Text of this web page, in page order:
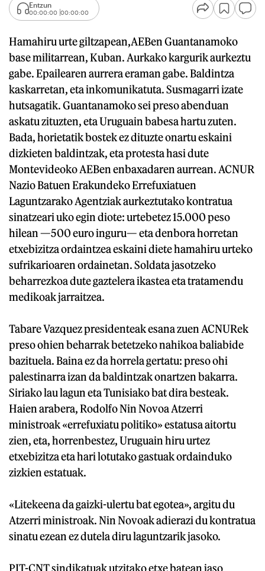
Entzun
00:00:00 00:00:00
Hamahiru urte giltzapean,AEBen Guantanamoko
base militarrean, Kuban. Aurkako kargurik aurkeztu
gabe. Epailearen aurrera eraman gabe. Baldintza
kaskarretan, eta inkomunikatuta. Susmagarri izate
hutsagatik. Guantanamoko sei preso abenduan
askatu zituzten, eta Uruguain babesa hartu zuten.
Bada, horietatik bostek ez dituzte onartu eskaini
dizkieten baldintzak, eta protesta hasi dute
Montevideoko AEBen enbaxadaren aurrean. ACNUR
Nazio Batuen Erakundeko Errefuxiatuen
Laguntzarako Agentziak aurkeztutako kontratua
sinatzeari uko egin diote: urtebetez 15.000 peso
hilean —500 euro inguru— eta denbora horretan
etxebizitza ordaintzea eskaini diete hamahiru urteko
sufrikarioaren ordainetan. Soldata jasotzeko
beharrezkoa dute gaztelera ikastea eta tratamendu
medikoak jarraitzea.
Tabare Vazquez presidenteak esana zuen ACNURek
preso ohien beharrak betetzeko nahikoa baliabide
bazituela. Baina ez da horrela gertatu: preso ohi
palestinarra izan da baldintzak onartzen bakarra.
Siriako lau lagun eta Tunisiako bat dira besteak.
Haien arabera, Rodolfo Nin Novoa Atzerri
ministroak «errefuxiatu politiko» estatusa aitortu
zien, eta, horrenbestez, Uruguain hiru urtez
etxebizitza eta hari lotutako gastuak ordainduko
zizkien estatuak.
«Litekeena da gaizki-ulertu bat egotea», argitu du
Atzerri ministroak. Nin Novoak adierazi du kontratua
sinatu ezean ez dutela diru laguntzarik jasoko.
PIT-CNT sindikatuak utzitako etxe batean jaso